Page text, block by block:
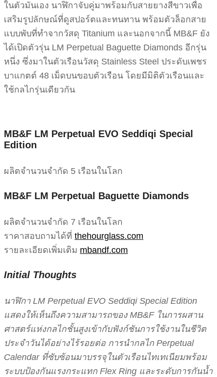
ในตัวมันเอง นาฬิกาจับคู่มาพร้อมกับสายยางสีขาวเพื่อ
เสริมรูปลักษณ์ที่ดูสปอร์ตและทนทาน พร้อมตัวล็อกสาย
แบบพับที่ทำจากวัสดุ Titanium และนอกจากนี้ MB&F ยัง
ได้เปิดตัวรุ่น LM Perpetual Baguette Diamonds อีกรุ่น
หนึ่ง ซึ่งมาในตัวเรือนวัสดุ Stainless Steel ประดับเพชร
บาแกตต์ 48 เม็ดบนขอบตัวเรือน โดยมีมิติตัวเรือนและ
ใช้กลไกรุ่นเดียวกัน
MB&F LM Perpetual EVO Seddiqi Special
Edition
ผลิตจำนวนจำกัด 5 เรือนในโลก
MB&F LM Perpetual Baguette Diamonds
ผลิตจำนวนจำกัด 7 เรือนในโลก
ราคาสอบถามได้ที่ thehourglass.com
รายละเอียดเพิ่มเติม mbandf.com
Initial Thoughts
นาฬิกา LM Perpetual EVO Seddiqi Special Edition
แสดงให้เห็นถึงความสามารถของ MB&F ในการผสาน
ศาสตร์แห่งกลไกชั้นสูงเข้ากับฟังก์ชันการใช้งานในชีวิต
ประจำวันได้อย่างไร้รอยต่อ การนำกลไก Perpetual
Calendar ที่ซับซ้อนมาบรรจุในตัวเรือนไทเทเนียมพร้อม
ระบบป้องกันแรงกระแทก Flex Ring และระดับการกันน้ำ